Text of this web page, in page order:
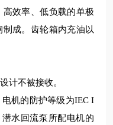
效率、低负载的单极
成。齿轮箱内充油以
计不被接收。
机的防护等级为IEC I
水回流泵所配电机的